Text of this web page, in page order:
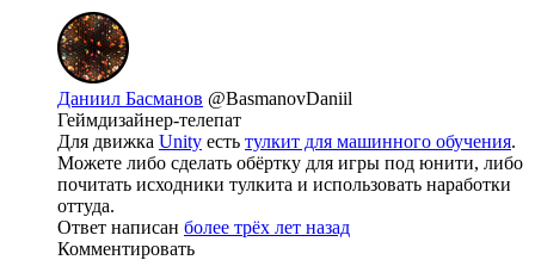
Даниил Басманов @BasmanovDaniil
Геймдизайнер-телепат
Для движка Unity есть тулкит для машинного обучения.
Можете либо сделать обёртку для игры под юнити, либо
почитать исходники тулкита и использовать наработки
оттуда.
Ответ написан более трёх лет назад
Комментировать